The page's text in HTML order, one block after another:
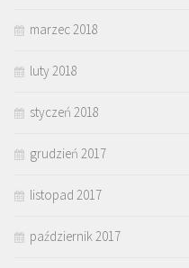
marzec 2018
luty 2018
styczeń 2018
grudzień 2017
listopad 2017
październik 2017